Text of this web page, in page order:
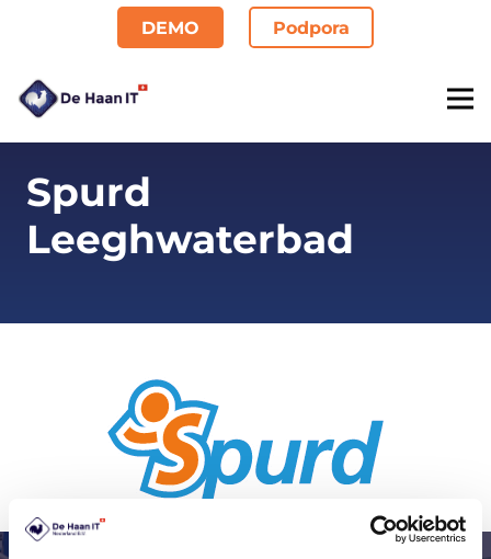
DEMO Podpora
Spurd
Leeghwaterbad